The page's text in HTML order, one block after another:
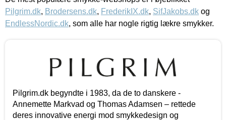
Pilgrim.dk, Brodersens.dk, FrederikIX.dk, SifJakobs.dk og
EndlessNordic.dk, som alle har nogle rigtig lækre smykker.
Pilgrim.dk begyndte i 1983, da de to danskere -
Annemette Markvad og Thomas Adamsen – rettede
deres innovative energi mod smykkedesign og